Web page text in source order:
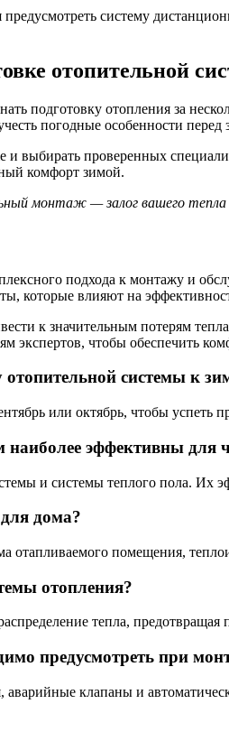
систему
отопительной
подготовку отопления за
погодные особенности
выбирать проверенных
комфорт зимой.
монтаж — залог вашего
подхода к монтажу и
которые влияют на
к значительным потерям
экспертов, чтобы обеспечить
отопительной системы к
или октябрь, чтобы успеть
эффективны для
и системы теплого пола. Их
дома?
отапливаемого помещения,
отопления?
тепла,
предусмотреть при
клапаны и